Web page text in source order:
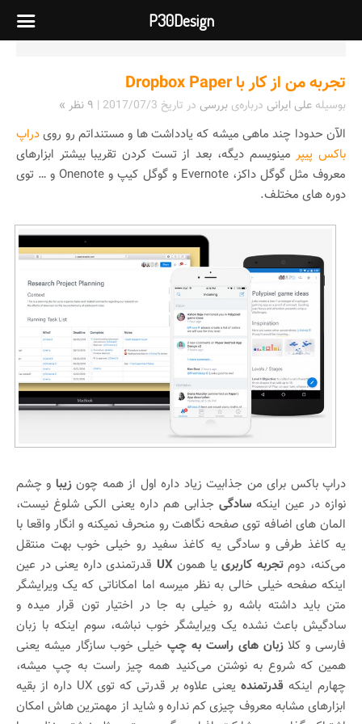
تجربه من از کار با Dropbox Paper
بوسیله علی ایرانی درباره‌ی بررسی در تاریخ 2017/07/3
| ۹ نظر »
الآن حدودا چند ماهی میشه که یادداشت ها و مستنداتم رو رویدراپ
باکس پیپرمینویسم دیگه، بعد از تست کردن تقریبا بیشتر ابزارهای
معروف مثل گوگل داکز، Evernote و گوگل کیپ و Onenote و … توی
دوره های مختلف.
دراپ باکس برای من جذابیت زیاد داره اول از همه چونزیبا و چشم
نوازه در عین اینکه سادگی جذابی هم داره یعنی الکی شلوغ نیست،
المان های اضافه توی صفحه نگاهت رو منحرف نمیکنه و انگار واقعا با
یه کاغذ طرفی و سادگی یه کاغذ سفید رو خیلی خوب بهت منتقل
می‌کنه، دومتجربه کاربرییا همون UX قدرتمندی داره یعنی در عین
اینکه صفحه خیلی خالی به نظر میرسه اما امکاناتی که یک ویرایشگر
متن باید داشته باشه رو خیلی به جا در اختیار تون قرار میده و
سادگیش باعث نشده یک ویرایشگر خوب نباشه، سوم اینکه با زبان
فارسی و کلازبان های راست به چپخیلی خوب سازگار میشه یعنی
همین که شروع به نوشتن می‌کنید همه چیز راست به چپ میشه،
چهارم اینکه قدرتمنده
یعنی علاوه بر قدرتی که توی UX داره از بقیه
ابزارهای مشابه معروف چیزی کم نداره و شاید از مهمترین هاش امکان
P30Design